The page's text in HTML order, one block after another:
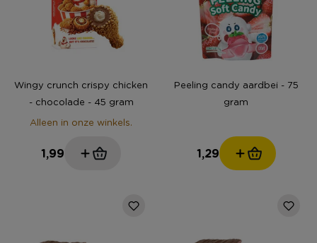
Wingy crunch crispy chicken
- chocolade - 45 gram
Alleen in onze winkels.
1,99
Peeling candy aardbei - 75
gram
1,29